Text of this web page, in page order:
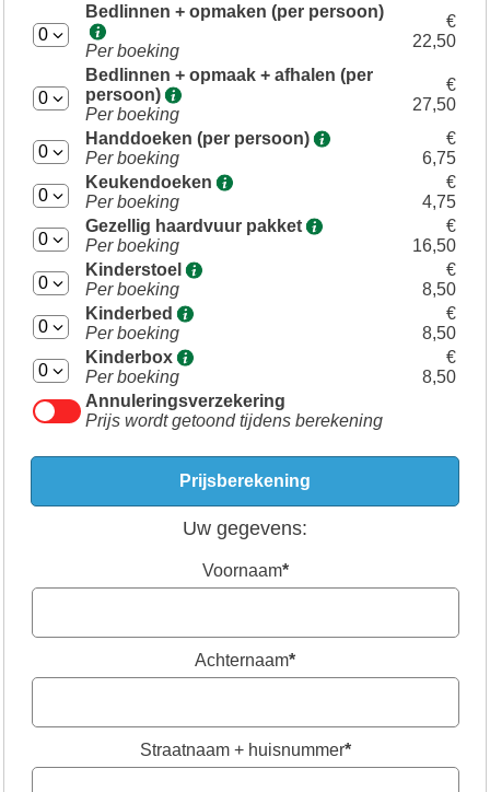
Bedlinnen + opmaken (per persoon)
Per boeking
€
22,50
Bedlinnen + opmaak + afhalen (per
persoon)
Per boeking
€
27,50
Handdoeken (per persoon)
Per boeking
€
6,75
Keukendoeken
Per boeking
€
4,75
Gezellig haardvuur pakket
Per boeking
€
16,50
Kinderstoel
Per boeking
€
8,50
Kinderbed
Per boeking
€
8,50
Kinderbox
Per boeking
€
8,50
Annuleringsverzekering
Prijs wordt getoond tijdens berekening
Uw gegevens:
Voornaam*
Achternaam*
Straatnaam + huisnummer*